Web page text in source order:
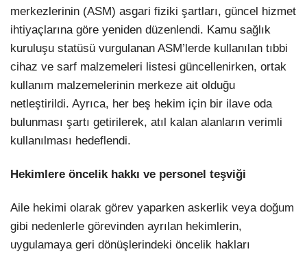
merkezlerinin (ASM) asgari fiziki şartları, güncel hizmet
ihtiyaçlarına göre yeniden düzenlendi. Kamu sağlık
kuruluşu statüsü vurgulanan ASM’lerde kullanılan tıbbi
cihaz ve sarf malzemeleri listesi güncellenirken, ortak
kullanım malzemelerinin merkeze ait olduğu
netleştirildi. Ayrıca, her beş hekim için bir ilave oda
bulunması şartı getirilerek, atıl kalan alanların verimli
kullanılması hedeflendi.
Hekimlere öncelik hakkı ve personel teşviği
Aile hekimi olarak görev yaparken askerlik veya doğum
gibi nedenlerle görevinden ayrılan hekimlerin,
uygulamaya geri dönüşlerindeki öncelik hakları